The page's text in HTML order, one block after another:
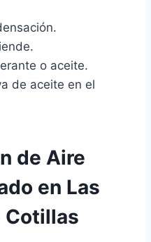
o aceite.
de aceite en el
de Aire
en Las
Cotillas